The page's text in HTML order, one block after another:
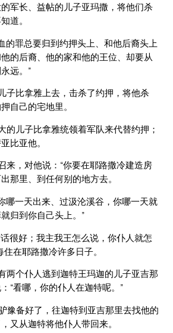
军长、益帖的儿子亚玛撒，将他们杀
道。
的罪总要归到约押头上、和他后裔头上
的后裔、他的家和他的王位、却要从
远。”
子比拿雅上去，击杀了约押，将他杀
自己的宅地里。
的儿子比拿雅统领着军队来代替约押；
比亚他。
来，对他说：“你要在耶路撒冷建造房
那里、到任何别的地方去。
哪一天出来、过汲沦溪谷，你哪一天就
归到你自己头上。”
很好；我主我王怎么说，你仆人就怎
在耶路撒冷许多日子。
两个仆人逃到迦特王玛迦的儿子亚吉那
“看哪，你的仆人在迦特呢。”
豫备好了，往迦特到亚吉那里去找他的
又从迦特将他仆人带回来。